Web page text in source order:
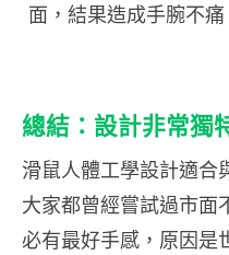
面，結果造成手腕不
總結：設計非常獨
滑鼠人體工學設計適合
大家都曾經嘗試過市面
必有最好手感，原因是